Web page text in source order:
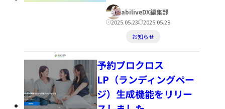
著
者:
abiliveDX編集部
公
日:
2025.05.23更
新
日:
2025.05.28
テ
ゴ
リ
ー:
お知らせ
予約プロクロス
LP（ランディングペー
ジ）生成機能をリリー